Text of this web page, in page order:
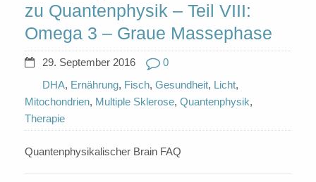
zu Quantenphysik – Teil VIII:
Omega 3 – Graue Massephase
29. September 2016
0
DHA, Ernährung, Fisch, Gesundheit, Licht,
Mitochondrien, Multiple Sklerose, Quantenphysik,
Therapie
Quantenphysikalischer Brain FAQ